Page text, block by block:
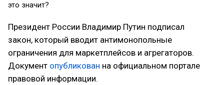
это значит?
Президент России Владимир Путин подписал
закон, который вводит антимонопольные
ограничения для маркетплейсов и агрегаторов.
Документ опубликован на официальном портале
правовой информации.